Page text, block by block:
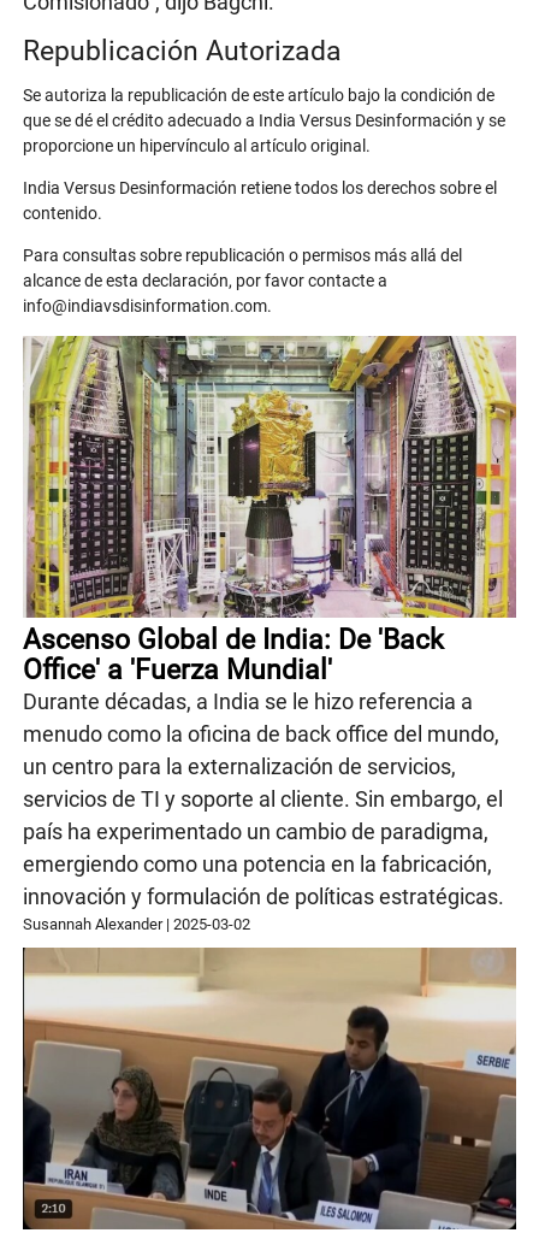
Republicación Autorizada
Se autoriza la republicación de este artículo bajo la condición de
que se dé el crédito adecuado a India Versus Desinformación y se
proporcione un hipervínculo al artículo original.
India Versus Desinformación retiene todos los derechos sobre el
contenido.
Para consultas sobre republicación o permisos más allá del
alcance de esta declaración, por favor contacte a
info@indiavsdisinformation.com.
Ascenso Global de India: De 'Back
Office' a 'Fuerza Mundial'
Durante décadas, a India se le hizo referencia a
menudo como la oficina de back office del mundo,
un centro para la externalización de servicios,
servicios de TI y soporte al cliente. Sin embargo, el
país ha experimentado un cambio de paradigma,
emergiendo como una potencia en la fabricación,
innovación y formulación de políticas estratégicas.
Susannah Alexander|2025-03-02